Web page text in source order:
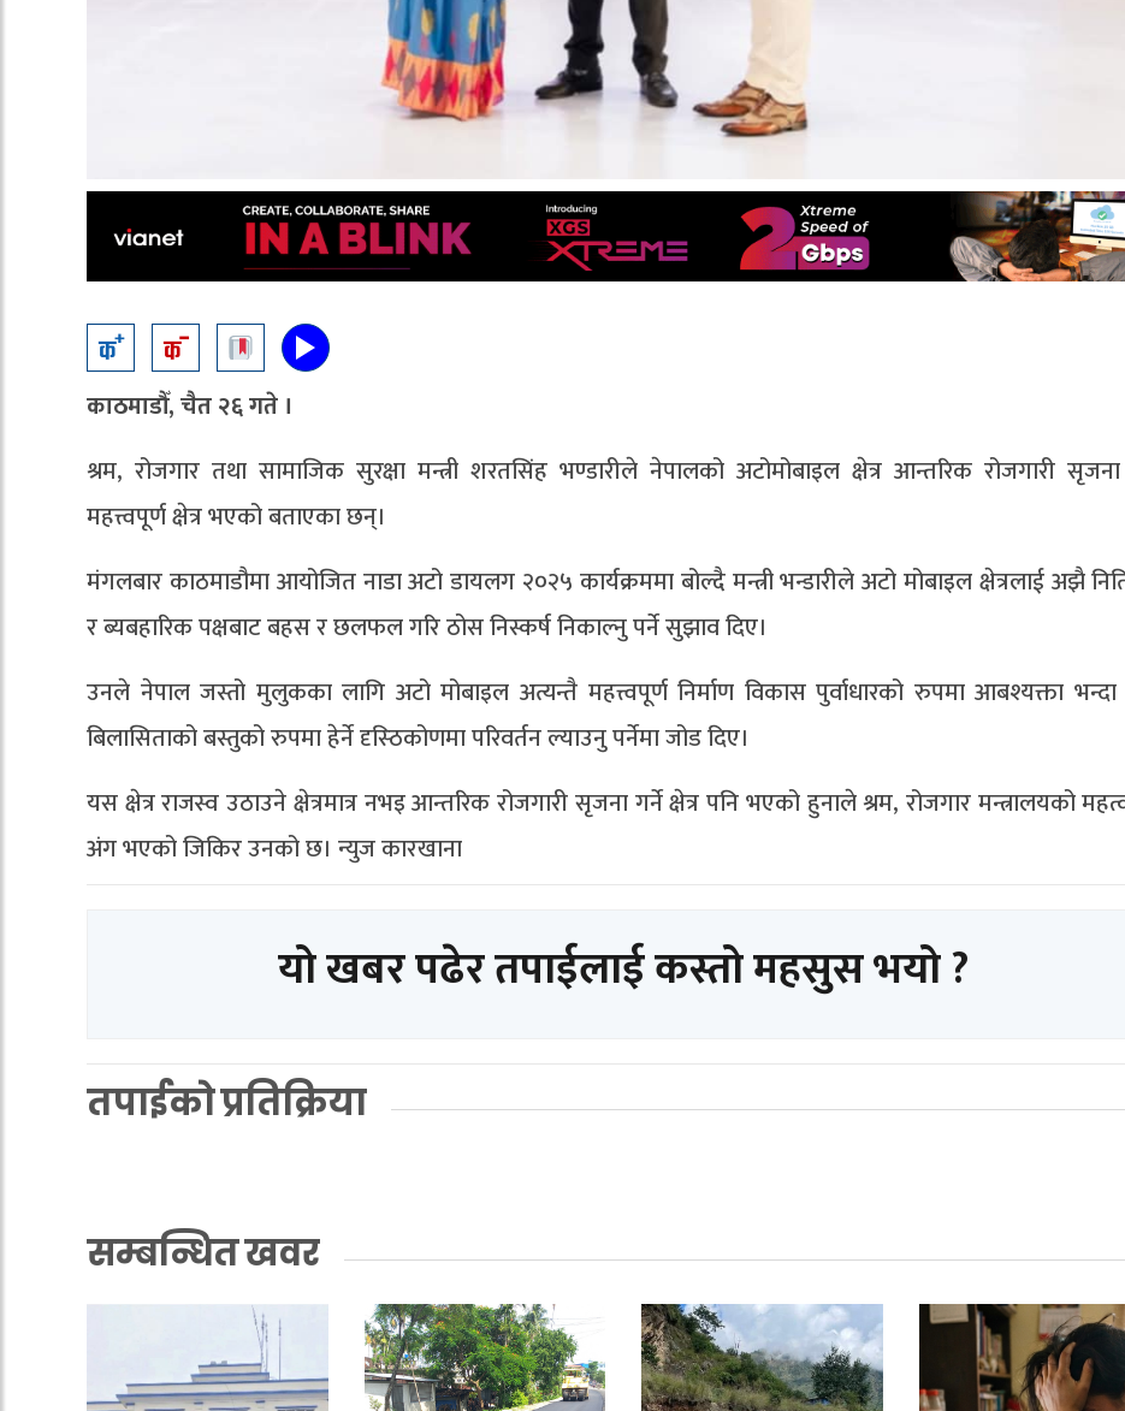
काठमाडौँ, चैत २६ गते ।
श्रम, रोजगार तथा सामाजिक सुरक्षा मन्त्री शरतसिंह भण्डारीले नेपालको अटोमोबाइल क्षेत्र आन्तरिक रोजगारी
महत्त्वपूर्ण क्षेत्र भएको बताएका छन्।
मंगलबार काठमाडौमा आयोजित नाडा अटो डायलग २०२५ कार्यक्रममा बोल्दै मन्त्री भन्डारीले अटो मोबाइल क्षेत्रलाई अझै
र ब्यबहारिक पक्षबाट बहस र छलफल गरि ठोस निस्कर्ष निकाल्नु पर्ने सुझाव दिए।
उनले नेपाल जस्तो मुलुकका लागि अटो मोबाइल अत्यन्तै महत्त्वपूर्ण निर्माण विकास पुर्वाधारको रुपमा आबश्यक्ता
बिलासिताको बस्तुको रुपमा हेर्ने दृस्ठिकोणमा परिवर्तन ल्याउनु पर्नेमा जोड दिए।
यस क्षेत्र राजस्व उठाउने क्षेत्रमात्र नभइ आन्तरिक रोजगारी सृजना गर्ने क्षेत्र पनि भएको हुनाले श्रम, रोजगार मन्त्रालयको
अंग भएको जिकिर उनको छ। न्युज कारखाना
यो खबर पढेर तपाईलाई कस्तो महसुस भयो ?
तपाईको प्रतिक्रिया
सम्बन्धित खवर